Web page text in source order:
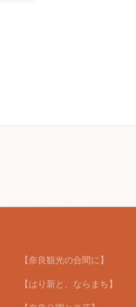
【奈良観光の合間に】
【はり新と、ならまち】